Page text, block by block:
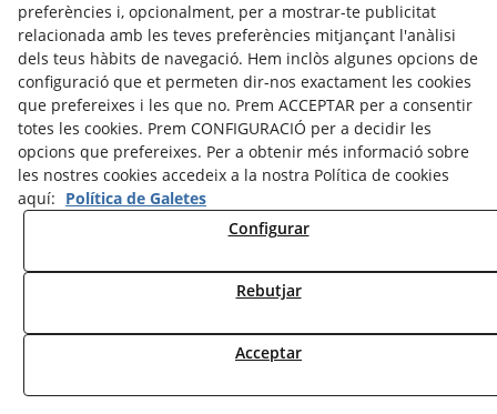
Associats amb:
preferències i, opcionalment, per a mostrar-te publicitat
relacionada amb les teves preferències mitjançant l'anàlisi
dels teus hàbits de navegació. Hem inclòs algunes opcions de
configuració que et permeten dir-nos exactament les cookies
que prefereixes i les que no. Prem ACCEPTAR per a consentir
totes les cookies. Prem CONFIGURACIÓ per a decidir les
opcions que prefereixes. Per a obtenir més informació sobre
les nostres cookies accedeix a la nostra Política de cookies
aquí: Política de Galetes
Configurar
Rebutjar
Acceptar